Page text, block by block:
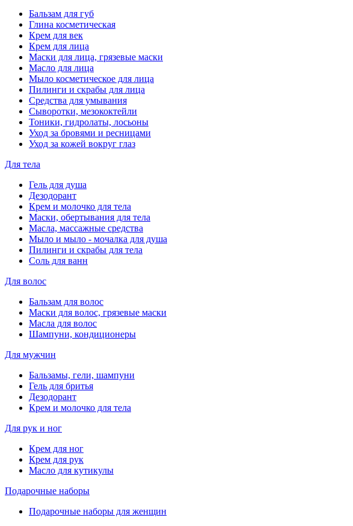
Бальзам для губ
Глина косметическая
Крем для век
Крем для лица
Маски для лица, грязевые маски
Масло для лица
Мыло косметическое для лица
Пилинги и скрабы для лица
Средства для умывания
Сыворотки, мезококтейли
Тоники, гидролаты, лосьоны
Уход за бровями и ресницами
Уход за кожей вокруг глаз
Для тела
Гель для душа
Дезодорант
Крем и молочко для тела
Маски, обертывания для тела
Масла, массажные средства
Мыло и мыло - мочалка для душа
Пилинги и скрабы для тела
Соль для ванн
Для волос
Бальзам для волос
Маски для волос, грязевые маски
Масла для волос
Шампуни, кондиционеры
Для мужчин
Бальзамы, гели, шампуни
Гель для бритья
Дезодорант
Крем и молочко для тела
Для рук и ног
Крем для ног
Крем для рук
Масло для кутикулы
Подарочные наборы
Подарочные наборы для женщин